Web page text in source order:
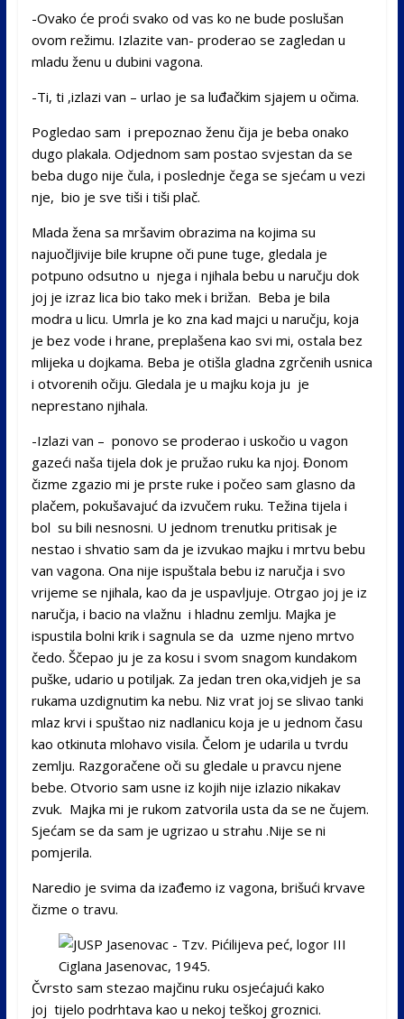
-Ovako će proći svako od vas ko ne bude poslušan
ovom režimu. Izlazite van- proderao se zagledan u
mladu ženu u dubini vagona.
-Ti, ti ,izlazi van – urlao je sa luđačkim sjajem u očima.
Pogledao sam i prepoznao ženu čija je beba onako
dugo plakala. Odjednom sam postao svjestan da se
beba dugo nije čula, i poslednje čega se sjećam u vezi
nje, bio je sve tiši i tiši plač.
Mlada žena sa mršavim obrazima na kojima su
najuočljivije bile krupne oči pune tuge, gledala je
potpuno odsutno u njega i njihala bebu u naručju dok
joj je izraz lica bio tako mek i brižan. Beba je bila
modra u licu. Umrla je ko zna kad majci u naručju, koja
je bez vode i hrane, preplašena kao svi mi, ostala bez
mlijeka u dojkama. Beba je otišla gladna zgrčenih usnica
i otvorenih očiju. Gledala je u majku koja ju je
neprestano njihala.
-Izlazi van – ponovo se proderao i uskočio u vagon
gazeći naša tijela dok je pružao ruku ka njoj. Đonom
čizme zgazio mi je prste ruke i počeo sam glasno da
plačem, pokušavajuć da izvučem ruku. Težina tijela i
bol su bili nesnosni. U jednom trenutku pritisak je
nestao i shvatio sam da je izvukao majku i mrtvu bebu
van vagona. Ona nije ispuštala bebu iz naručja i svo
vrijeme se njihala, kao da je uspavljuje. Otrgao joj je iz
naručja, i bacio na vlažnu i hladnu zemlju. Majka je
ispustila bolni krik i sagnula se da uzme njeno mrtvo
čedo. Ščepao ju je za kosu i svom snagom kundakom
puške, udario u potiljak. Za jedan tren oka,vidjeh je sa
rukama uzdignutim ka nebu. Niz vrat joj se slivao tanki
mlaz krvi i spuštao niz nadlanicu koja je u jednom času
kao otkinuta mlohavo visila. Čelom je udarila u tvrdu
zemlju. Razgoračene oči su gledale u pravcu njene
bebe. Otvorio sam usne iz kojih nije izlazio nikakav
zvuk. Majka mi je rukom zatvorila usta da se ne čujem.
Sjećam se da sam je ugrizao u strahu .Nije se ni
pomjerila.
Naredio je svima da izađemo iz vagona, brišući krvave
čizme o travu.
Čvrsto sam stezao majčinu ruku osjećajući kako
joj tijelo podrhtava kao u nekoj teškoj groznici.